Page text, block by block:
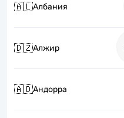
🇦🇱Албания
🇩🇿Алжир
🇦🇩Андорра